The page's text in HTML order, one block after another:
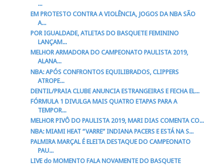
...
EM PROTESTO CONTRA A VIOLÊNCIA, JOGOS DA NBA SÃO
A...
POR IGUALDADE, ATLETAS DO BASQUETE FEMININO
LANÇAM...
MELHOR ARMADORA DO CAMPEONATO PAULISTA 2019,
ALANA...
NBA: APÓS CONFRONTOS EQUILIBRADOS, CLIPPERS
ATROPE...
DENTIL/PRAIA CLUBE ANUNCIA ESTRANGEIRAS E FECHA EL...
FÓRMULA 1 DIVULGA MAIS QUATRO ETAPAS PARA A
TEMPOR...
MELHOR PIVÔ DO PAULISTA 2019, MARI DIAS COMENTA CO...
NBA: MIAMI HEAT “VARRE” INDIANA PACERS E ESTÁ NA S...
PALMIRA MARÇAL É ELEITA DESTAQUE DO CAMPEONATO
PAU...
LIVE do MOMENTO FALA NOVAMENTE DO BASQUETE